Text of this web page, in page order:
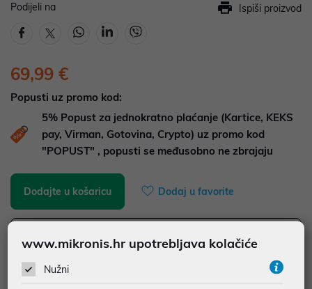
Podijeli na Ispiši proizvod
69,99 €
Popusti uz promo kod:
5% Popust za jednokratno plaćanje (Kartice, KEKS
pay, Virman, Gotovina, Crypto) uz promo kod
"POPUST" , popusti se međusobno ne zbrajaju
Dodajte u košaricu Dodaj u favorite
najam za pravne osobe od 12 do 36 mj. već od
www.mikronis.hr upotrebljava kolačiće
Nužni